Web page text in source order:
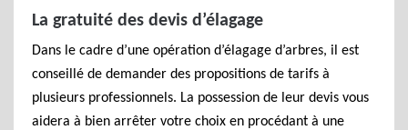
La gratuité des devis d’élagage
Dans le cadre d’une opération d’élagage d’arbres, il est
conseillé de demander des propositions de tarifs à
plusieurs professionnels. La possession de leur devis vous
aidera à bien arrêter votre choix en procédant à une